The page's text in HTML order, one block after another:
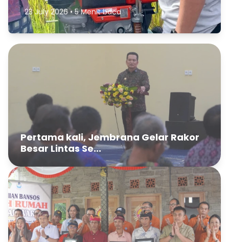
23 July 2026 • 5 Menit baca
Pertama kali, Jembrana Gelar Rakor
Besar Lintas Se...